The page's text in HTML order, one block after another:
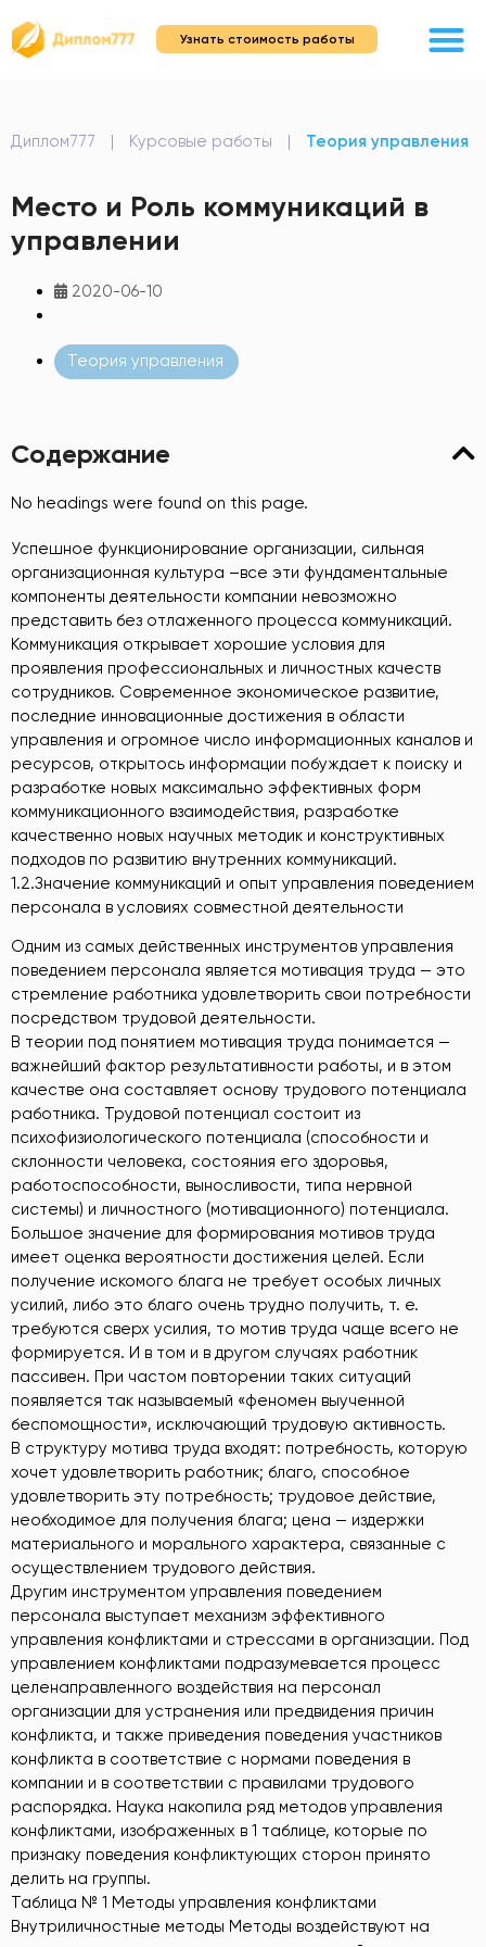
Узнать стоимость работы
Диплом777 | Курсовые работы | Теория управления
Место и Роль коммуникаций в
управлении
2020-06-10
Теория управления
Содержание
No headings were found on this page.
Успешное функционирование организации, сильная
организационная культура –все эти фундаментальные
компоненты деятельности компании невозможно
представить без отлаженного процесса коммуникаций.
Коммуникация открывает хорошие условия для
проявления профессиональных и личностных качеств
сотрудников. Современное экономическое развитие,
последние инновационные достижения в области
управления и огромное число информационных каналов и
ресурсов, открытось информации побуждает к поиску и
разработке новых максимально эффективных форм
коммуникационного взаимодействия, разработке
качественно новых научных методик и конструктивных
подходов по развитию внутренних коммуникаций.
1.2.Значение коммуникаций и опыт управления поведением
персонала в условиях совместной деятельности
Одним из самых действенных инструментов управления
поведением персонала является мотивация труда — это
стремление работника удовлетворить свои потребности
посредством трудовой деятельности.
В теории под понятием мотивация труда понимается —
важнейший фактор результативности работы, и в этом
качестве она составляет основу трудового потенциала
работника. Трудовой потенциал состоит из
психофизиологического потенциала (способности и
склонности человека, состояния его здоровья,
работоспособности, выносливости, типа нервной
системы) и личностного (мотивационного) потенциала.
Большое значение для формирования мотивов труда
имеет оценка вероятности достижения целей. Если
получение искомого блага не требует особых личных
усилий, либо это благо очень трудно получить, т. е.
требуются сверх усилия, то мотив труда чаще всего не
формируется. И в том и в другом случаях работник
пассивен. При частом повторении таких ситуаций
появляется так называемый «феномен выученной
беспомощности», исключающий трудовую активность.
В структуру мотива труда входят: потребность, которую
хочет удовлетворить работник; благо, способное
удовлетворить эту потребность; трудовое действие,
необходимое для получения блага; цена — издержки
материального и морального характера, связанные с
осуществлением трудового действия.
Другим инструментом управления поведением
персонала выступает механизм эффективного
управления конфликтами и стрессами в организации. Под
управлением конфликтами подразумевается процесс
целенаправленного воздействия на персонал
организации для устранения или предвидения причин
конфликта, и также приведения поведения участников
конфликта в соответствие с нормами поведения в
компании и в соответствии с правилами трудового
распорядка. Наука накопила ряд методов управления
конфликтами, изображенных в 1 таблице, которые по
признаку поведения конфликтующих сторон принято
делить на группы.
Таблица № 1 Методы управления конфликтами
Внутриличностные методы Методы воздействуют на